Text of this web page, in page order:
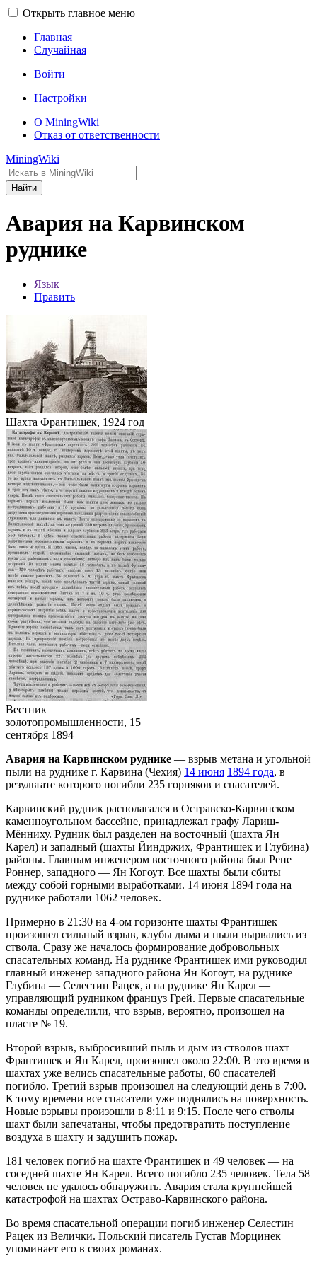
Открыть главное меню
Главная
Случайная
Войти
Настройки
О MiningWiki
Отказ от ответственности
MiningWiki
Найти
Авария на Карвинском
руднике
Язык
Править
Шахта Франтишек, 1924 год
Вестник
золотопромышленности, 15
сентября 1894
Авария на Карвинском руднике — взрыв метана и угольной
пыли на руднике г. Карвина (Чехия) 14 июня 1894 года, в
результате которого погибли 235 горняков и спасателей.
Карвинский рудник располагался в Остравско-Карвинском
каменноугольном бассейне, принадлежал графу Лариш-
Мённиху. Рудник был разделен на восточный (шахта Ян
Карел) и западный (шахты Йиндржих, Франтишек и Глубина)
районы. Главным инженером восточного района был Рене
Роннер, западного — Ян Когоут. Все шахты были сбиты
между собой горными выработками. 14 июня 1894 года на
руднике работали 1062 человек.
Примерно в 21:30 на 4-ом горизонте шахты Франтишек
произошел сильный взрыв, клубы дыма и пыли вырвались из
ствола. Сразу же началось формирование добровольных
спасательных команд. На руднике Франтишек ими руководил
главный инженер западного района Ян Когоут, на руднике
Глубина — Селестин Рацек, а на руднике Ян Карел —
управляющий рудником француз Грей. Первые спасательные
команды определили, что взрыв, вероятно, произошел на
пласте № 19.
Второй взрыв, выбросивший пыль и дым из стволов шахт
Франтишек и Ян Карел, произошел около 22:00. В это время в
шахтах уже велись спасательные работы, 60 спасателей
погибло. Третий взрыв произошел на следующий день в 7:00.
К тому времени все спасатели уже поднялись на поверхность.
Новые взрывы произошли в 8:11 и 9:15. После чего стволы
шахт были запечатаны, чтобы предотвратить поступление
воздуха в шахту и задушить пожар.
181 человек погиб на шахте Франтишек и 49 человек — на
соседней шахте Ян Карел. Всего погибло 235 человек. Тела 58
человек не удалось обнаружить. Авария стала крупнейшей
катастрофой на шахтах Остраво-Карвинского района.
Во время спасательной операции погиб инженер Селестин
Рацек из Велички. Польский писатель Густав Морцинек
упоминает его в своих романах.